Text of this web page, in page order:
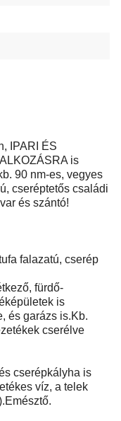
IPARI ÉS
is
90 nm-es, vegyes
cseréptetős családi
és szántó!
falazatú, cserép
fürdő-
is
és garázs is.Kb.
cserélve
cserépkályha is
víz, a telek